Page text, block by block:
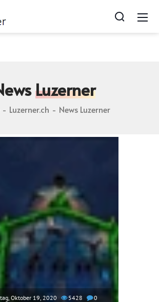
luzern
Luzerner
Luzerner.ch News Luzerner
Oktober 19, 2020 5428 0